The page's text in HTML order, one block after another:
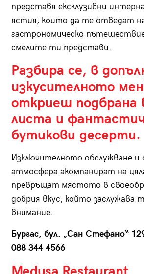
представя ексклузивни
ястия, които да те отведат
гастрономическо
смелите ти представи.
Разбира се, в
изкусителното
откриеш подбрана
листа и
бутикови десерти.
Изключителното обслужване и
атмосфера акомпанират на
превръщат мястото в
добрия вкус, който заслужава
внимание.
Бургас, бул. „Сан Стефано“
088 344 4566